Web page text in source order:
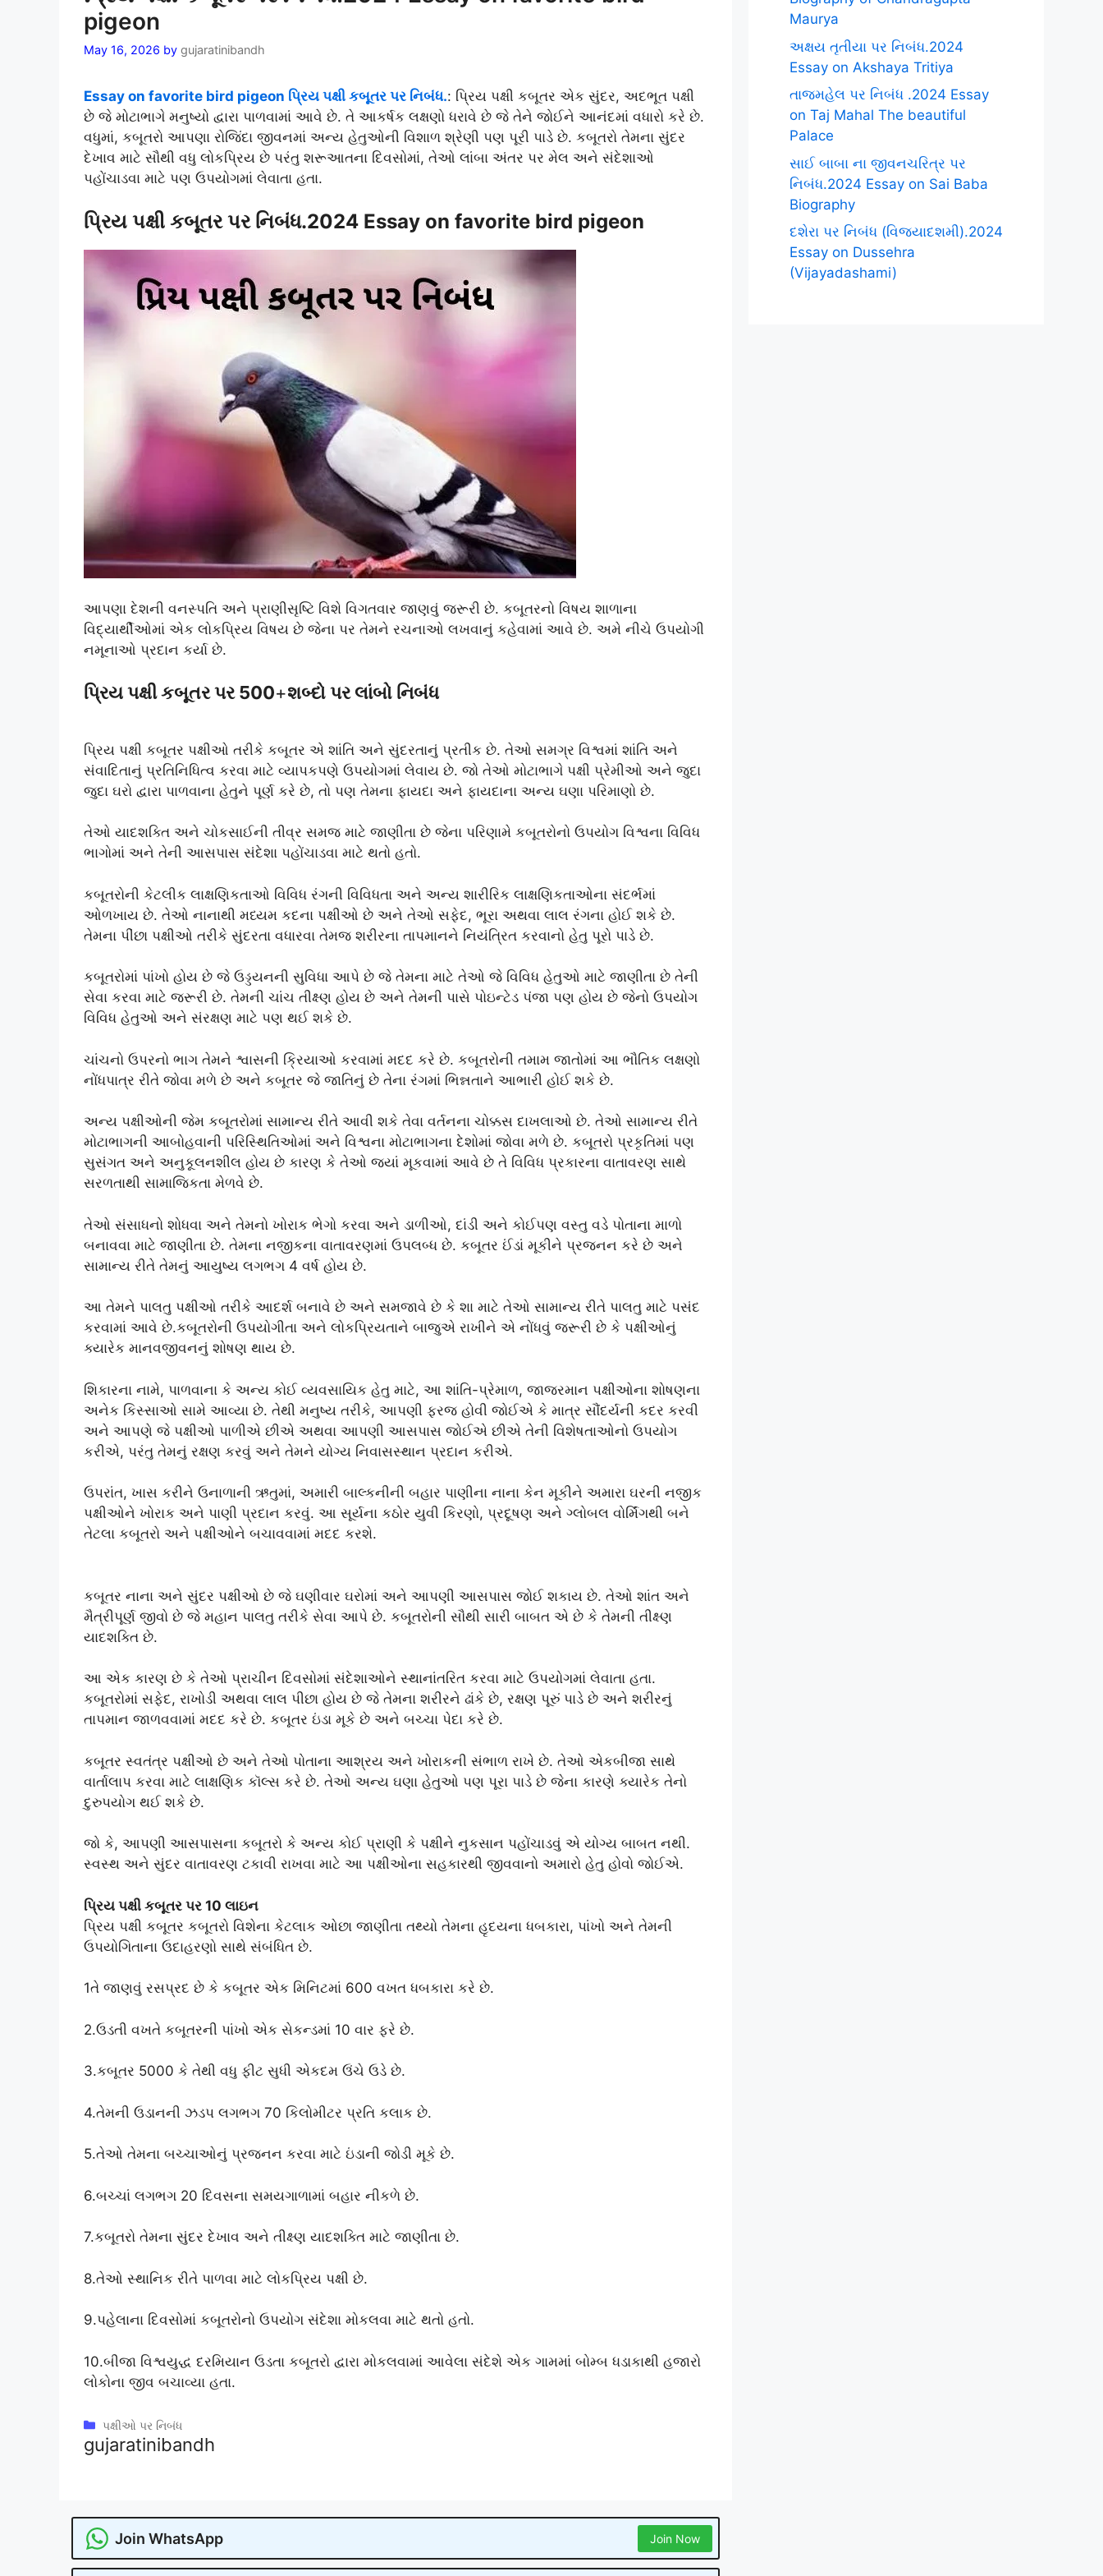
pigeon
May 16, 2026 by gujaratinibandh
Essay on favorite bird pigeon પ્રિય પક્ષી કબૂતર પર નિબંધ.: પ્રિય પક્ષી કબૂતર એક સુંદર, અદભૂત પક્ષી
છે જે મોટાભાગે મનુષ્યો દ્વારા પાળવામાં આવે છે. તે આકર્ષક લક્ષણો ધરાવે છે જે તેને જોઈને આનંદમાં વધારો કરે છે.
વધુમાં, કબૂતરો આપણા રોજિંદા જીવનમાં અન્ય હેતુઓની વિશાળ શ્રેણી પણ પૂરી પાડે છે. કબૂતરો તેમના સુંદર
દેખાવ માટે સૌથી વધુ લોકપ્રિય છે પરંતુ શરૂઆતના દિવસોમાં, તેઓ લાંબા અંતર પર મેલ અને સંદેશાઓ
પહોંચાડવા માટે પણ ઉપયોગમાં લેવાતા હતા.
પ્રિય પક્ષી કબૂતર પર નિબંધ.2024 Essay on favorite bird pigeon
આપણા દેશની વનસ્પતિ અને પ્રાણીસૃષ્ટિ વિશે વિગતવાર જાણવું જરૂરી છે. કબૂતરનો વિષય શાળાના
વિદ્યાર્થીઓમાં એક લોકપ્રિય વિષય છે જેના પર તેમને રચનાઓ લખવાનું કહેવામાં આવે છે. અમે નીચે ઉપયોગી
નમૂનાઓ પ્રદાન કર્યા છે.
પ્રિય પક્ષી કબૂતર પર 500+શબ્દો પર લાંબો નિબંધ
પ્રિય પક્ષી કબૂતર પક્ષીઓ તરીકે કબૂતર એ શાંતિ અને સુંદરતાનું પ્રતીક છે. તેઓ સમગ્ર વિશ્વમાં શાંતિ અને
સંવાદિતાનું પ્રતિનિધિત્વ કરવા માટે વ્યાપકપણે ઉપયોગમાં લેવાય છે. જો તેઓ મોટાભાગે પક્ષી પ્રેમીઓ અને જુદા
જુદા ઘરો દ્વારા પાળવાના હેતુને પૂર્ણ કરે છે, તો પણ તેમના ફાયદા અને ફાયદાના અન્ય ઘણા પરિમાણો છે.
તેઓ યાદશક્તિ અને ચોકસાઈની તીવ્ર સમજ માટે જાણીતા છે જેના પરિણામે કબૂતરોનો ઉપયોગ વિશ્વના વિવિધ
ભાગોમાં અને તેની આસપાસ સંદેશા પહોંચાડવા માટે થતો હતો.
કબૂતરોની કેટલીક લાક્ષણિકતાઓ વિવિધ રંગની વિવિધતા અને અન્ય શારીરિક લાક્ષણિકતાઓના સંદર્ભમાં
ઓળખાય છે. તેઓ નાનાથી મધ્યમ કદના પક્ષીઓ છે અને તેઓ સફેદ, ભૂરા અથવા લાલ રંગના હોઈ શકે છે.
તેમના પીંછા પક્ષીઓ તરીકે સુંદરતા વધારવા તેમજ શરીરના તાપમાનને નિયંત્રિત કરવાનો હેતુ પૂરો પાડે છે.
કબૂતરોમાં પાંખો હોય છે જે ઉડ્ડયનની સુવિધા આપે છે જે તેમના માટે તેઓ જે વિવિધ હેતુઓ માટે જાણીતા છે તેની
સેવા કરવા માટે જરૂરી છે. તેમની ચાંચ તીક્ષ્ણ હોય છે અને તેમની પાસે પોઇન્ટેડ પંજા પણ હોય છે જેનો ઉપયોગ
વિવિધ હેતુઓ અને સંરક્ષણ માટે પણ થઈ શકે છે.
ચાંચનો ઉપરનો ભાગ તેમને શ્વાસની ક્રિયાઓ કરવામાં મદદ કરે છે. કબૂતરોની તમામ જાતોમાં આ ભૌતિક લક્ષણો
નોંધપાત્ર રીતે જોવા મળે છે અને કબૂતર જે જાતિનું છે તેના રંગમાં ભિન્નતાને આભારી હોઈ શકે છે.
અન્ય પક્ષીઓની જેમ કબૂતરોમાં સામાન્ય રીતે આવી શકે તેવા વર્તનના ચોક્કસ દાખલાઓ છે. તેઓ સામાન્ય રીતે
મોટાભાગની આબોહવાની પરિસ્થિતિઓમાં અને વિશ્વના મોટાભાગના દેશોમાં જોવા મળે છે. કબૂતરો પ્રકૃતિમાં પણ
સુસંગત અને અનુકૂલનશીલ હોય છે કારણ કે તેઓ જ્યાં મૂકવામાં આવે છે તે વિવિધ પ્રકારના વાતાવરણ સાથે
સરળતાથી સામાજિકતા મેળવે છે.
તેઓ સંસાધનો શોધવા અને તેમનો ખોરાક ભેગો કરવા અને ડાળીઓ, દાંડી અને કોઈપણ વસ્તુ વડે પોતાના માળો
બનાવવા માટે જાણીતા છે. તેમના નજીકના વાતાવરણમાં ઉપલબ્ધ છે. કબૂતર ઈંડાં મૂકીને પ્રજનન કરે છે અને
સામાન્ય રીતે તેમનું આયુષ્ય લગભગ 4 વર્ષ હોય છે.
આ તેમને પાલતુ પક્ષીઓ તરીકે આદર્શ બનાવે છે અને સમજાવે છે કે શા માટે તેઓ સામાન્ય રીતે પાલતુ માટે પસંદ
કરવામાં આવે છે.કબૂતરોની ઉપયોગીતા અને લોકપ્રિયતાને બાજુએ રાખીને એ નોંધવું જરૂરી છે કે પક્ષીઓનું
ક્યારેક માનવજીવનનું શોષણ થાય છે.
શિકારના નામે, પાળવાના કે અન્ય કોઈ વ્યવસાયિક હેતુ માટે, આ શાંતિ-પ્રેમાળ, જાજરમાન પક્ષીઓના શોષણના
અનેક કિસ્સાઓ સામે આવ્યા છે. તેથી મનુષ્ય તરીકે, આપણી ફરજ હોવી જોઈએ કે માત્ર સૌંદર્યની કદર કરવી
અને આપણે જે પક્ષીઓ પાળીએ છીએ અથવા આપણી આસપાસ જોઈએ છીએ તેની વિશેષતાઓનો ઉપયોગ
કરીએ, પરંતુ તેમનું રક્ષણ કરવું અને તેમને યોગ્ય નિવાસસ્થાન પ્રદાન કરીએ.
ઉપરાંત, ખાસ કરીને ઉનાળાની ઋતુમાં, અમારી બાલ્કનીની બહાર પાણીના નાના કેન મૂકીને અમારા ઘરની નજીક
પક્ષીઓને ખોરાક અને પાણી પ્રદાન કરવું. આ સૂર્યના કઠોર યુવી કિરણો, પ્રદૂષણ અને ગ્લોબલ વોર્મિંગથી બને
તેટલા કબૂતરો અને પક્ષીઓને બચાવવામાં મદદ કરશે.
કબૂતર નાના અને સુંદર પક્ષીઓ છે જે ઘણીવાર ઘરોમાં અને આપણી આસપાસ જોઈ શકાય છે. તેઓ શાંત અને
મૈત્રીપૂર્ણ જીવો છે જે મહાન પાલતુ તરીકે સેવા આપે છે. કબૂતરોની સૌથી સારી બાબત એ છે કે તેમની તીક્ષ્ણ
યાદશક્તિ છે.
આ એક કારણ છે કે તેઓ પ્રાચીન દિવસોમાં સંદેશાઓને સ્થાનાંતરિત કરવા માટે ઉપયોગમાં લેવાતા હતા.
કબૂતરોમાં સફેદ, રાખોડી અથવા લાલ પીછા હોય છે જે તેમના શરીરને ઢાંકે છે, રક્ષણ પૂરું પાડે છે અને શરીરનું
તાપમાન જાળવવામાં મદદ કરે છે. કબૂતર ઇંડા મૂકે છે અને બચ્ચા પેદા કરે છે.
કબૂતર સ્વતંત્ર પક્ષીઓ છે અને તેઓ પોતાના આશ્રય અને ખોરાકની સંભાળ રાખે છે. તેઓ એકબીજા સાથે
વાર્તાલાપ કરવા માટે લાક્ષણિક કૉલ્સ કરે છે. તેઓ અન્ય ઘણા હેતુઓ પણ પૂરા પાડે છે જેના કારણે ક્યારેક તેનો
દુરુપયોગ થઈ શકે છે.
જો કે, આપણી આસપાસના કબૂતરો કે અન્ય કોઈ પ્રાણી કે પક્ષીને નુકસાન પહોંચાડવું એ યોગ્ય બાબત નથી.
સ્વસ્થ અને સુંદર વાતાવરણ ટકાવી રાખવા માટે આ પક્ષીઓના સહકારથી જીવવાનો અમારો હેતુ હોવો જોઈએ.
પ્રિય પક્ષી કબૂતર પર 10 લાઇન
પ્રિય પક્ષી કબૂતર કબૂતરો વિશેના કેટલાક ઓછા જાણીતા તથ્યો તેમના હૃદયના ધબકારા, પાંખો અને તેમની
ઉપયોગિતાના ઉદાહરણો સાથે સંબંધિત છે.
1તે જાણવું રસપ્રદ છે કે કબૂતર એક મિનિટમાં 600 વખત ધબકારા કરે છે.
2.ઉડતી વખતે કબૂતરની પાંખો એક સેકન્ડમાં 10 વાર ફરે છે.
3.કબૂતર 5000 કે તેથી વધુ ફીટ સુધી એકદમ ઉંચે ઉડે છે.
4.તેમની ઉડાનની ઝડપ લગભગ 70 કિલોમીટર પ્રતિ કલાક છે.
5.તેઓ તેમના બચ્ચાઓનું પ્રજનન કરવા માટે ઇંડાની જોડી મૂકે છે.
6.બચ્ચાં લગભગ 20 દિવસના સમયગાળામાં બહાર નીકળે છે.
7.કબૂતરો તેમના સુંદર દેખાવ અને તીક્ષ્ણ યાદશક્તિ માટે જાણીતા છે.
8.તેઓ સ્થાનિક રીતે પાળવા માટે લોકપ્રિય પક્ષી છે.
9.પહેલાના દિવસોમાં કબૂતરોનો ઉપયોગ સંદેશા મોકલવા માટે થતો હતો.
10.બીજા વિશ્વયુદ્ધ દરમિયાન ઉડતા કબૂતરો દ્વારા મોકલવામાં આવેલા સંદેશે એક ગામમાં બોમ્બ ધડાકાથી હજારો
લોકોના જીવ બચાવ્યા હતા.
Categories
પક્ષીઓ પર નિબંધ
gujaratinibandh
Join WhatsApp Join Now
Maurya
અક્ષય તૃતીયા પર નિબંધ.2024
Essay on Akshaya Tritiya
તાજમહેલ પર નિબંધ .2024 Essay
on Taj Mahal The beautiful
Palace
સાઈ બાબા ના જીવનચરિત્ર પર
નિબંધ.2024 Essay on Sai Baba
Biography
દશેરા પર નિબંધ (વિજયાદશમી).2024
Essay on Dussehra
(Vijayadashami)